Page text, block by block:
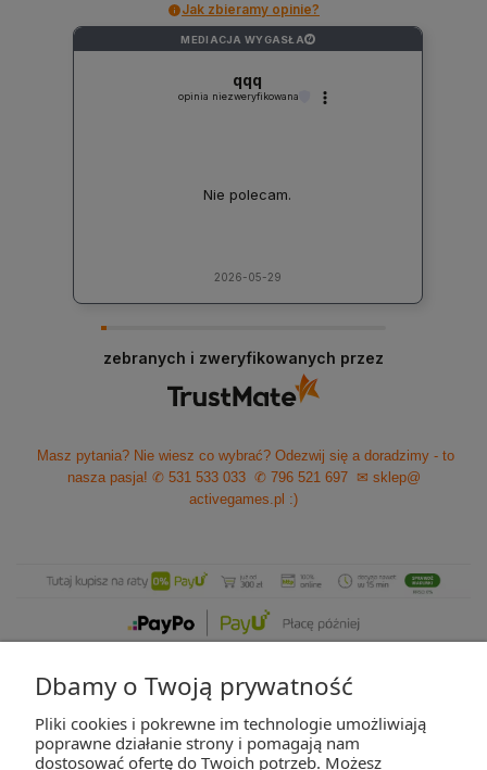
Jak zbieramy opinie?
MEDIACJA WYGASŁA ?
qqq
opinia niezweryfikowana
Nie polecam.
2026-05-29
zebranych i zweryfikowanych przez
Masz pytania? Nie wiesz co wybrać? Odezwij się a doradzimy - to
nasza pasja! ✆ 531 533 033 ✆ 796 521 697
✉ sklep@
activegames.pl :)
ZAKUPY
Dbamy o Twoją prywatność
Pliki cookies i pokrewne im technologie umożliwiają
poprawne działanie strony i pomagają nam
dostosować ofertę do Twoich potrzeb. Możesz